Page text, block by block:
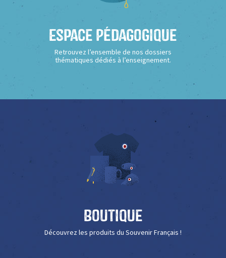
Espace Pédagogique
Retrouvez l’ensemble de nos dossiers
thématiques dédiés à l’enseignement.
Boutique
Découvrez les produits du Souvenir Français !